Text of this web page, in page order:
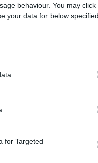
behaviour. You may
your data for below
for Targeted
ο
του